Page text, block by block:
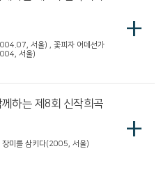
+
서울) , 꽃피자 어데선가
서울)
하는 제8회 신작희곡
+
미를 삼키다(2005, 서울)